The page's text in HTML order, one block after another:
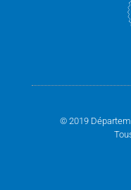
© 2019